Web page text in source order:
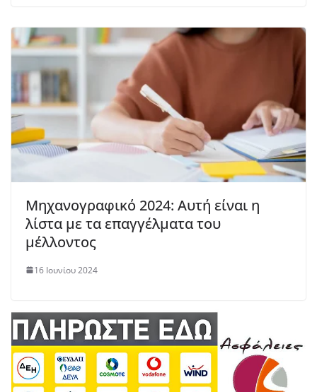
Μηχανογραφικό 2024: Αυτή είναι η
λίστα με τα επαγγέλματα του
μέλλοντος
16 Ιουνίου 2024